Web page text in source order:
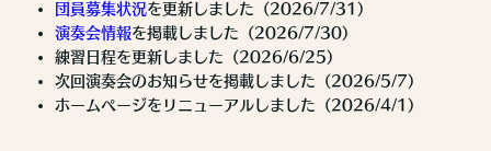
団員募集状況を更新しました（2026/7/31）
演奏会情報を掲載しました（2026/7/30）
練習日程を更新しました（2026/6/25）
次回演奏会のお知らせを掲載しました（2026/5/7）
ホームページをリニューアルしました（2026/4/1）